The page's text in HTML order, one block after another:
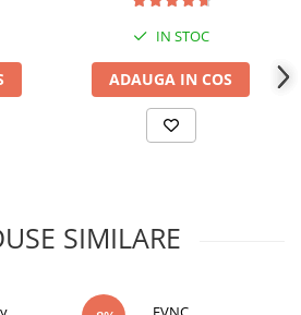
IN STOC
ADAUGA IN COS
SIMILARE